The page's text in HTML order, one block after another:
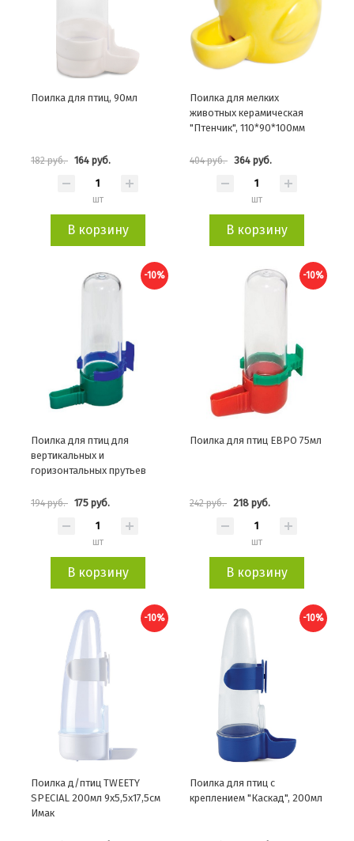
Поилка для птиц, 90мл
182 руб. 164 руб.
шт
В корзину
Поилка для мелких
животных керамическая
"Птенчик", 110*90*100мм
404 руб. 364 руб.
шт
В корзину
-10%
Поилка для птиц для
вертикальных и
горизонтальных прутьев
194 руб. 175 руб.
шт
В корзину
-10%
Поилка для птиц ЕВРО 75мл
242 руб. 218 руб.
шт
В корзину
-10%
Поилка д/птиц TWEETY
SPECIAL 200мл 9х5,5х17,5см
Имак
-10%
Поилка для птиц с
креплением "Каскад", 200мл